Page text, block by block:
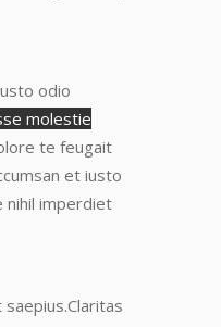
odio
molestie
te feugait
et iusto
nihil imperdiet
Claritas